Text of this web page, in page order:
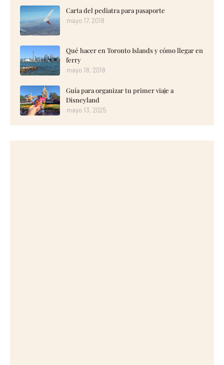
Carta del pediatra para pasaporte
mayo 17, 2018
Qué hacer en Toronto Islands y cómo llegar en
ferry
mayo 18, 2018
Guía para organizar tu primer viaje a
Disneyland
mayo 13, 2025